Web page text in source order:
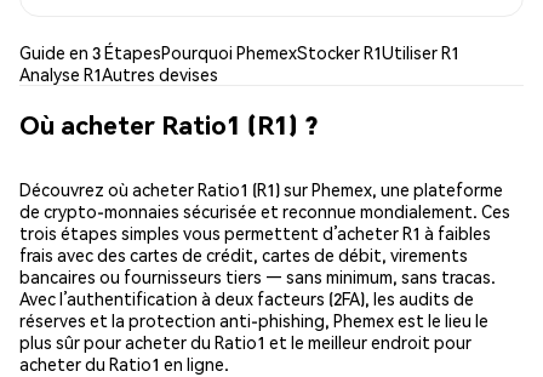
Guide en 3 ÉtapesPourquoi PhemexStocker R1Utiliser R1
Analyse R1Autres devises
Où acheter Ratio1 (R1) ?
Découvrez où acheter Ratio1 (R1) sur Phemex, une plateforme
de crypto-monnaies sécurisée et reconnue mondialement. Ces
trois étapes simples vous permettent d’acheter R1 à faibles
frais avec des cartes de crédit, cartes de débit, virements
bancaires ou fournisseurs tiers — sans minimum, sans tracas.
Avec l’authentification à deux facteurs (2FA), les audits de
réserves et la protection anti-phishing, Phemex est le lieu le
plus sûr pour acheter du Ratio1 et le meilleur endroit pour
acheter du Ratio1 en ligne.